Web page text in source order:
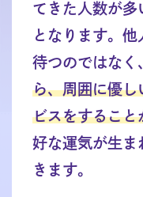
てきた人数が多
となります。
待つのではなく
ら、周囲に優し
ビスをすること
好な運気が生ま
きます。